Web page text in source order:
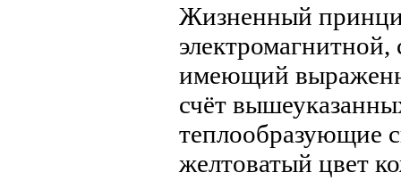
Жизненный
имеющий
счёт
теплообразующие
желтоватый цвет